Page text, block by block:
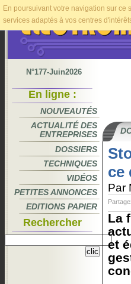
En poursuivant votre navigation sur ce
services adaptés à vos centres
N°177-Juin2026
En ligne :
NOUVEAUTÉS
ACTUALITÉ DES
ENTREPRISES
DOSSIERS
TECHNIQUES
VIDÉOS
PETITES ANNONCES
EDITIONS PAPIER
Rechercher
ce
Par
La
et